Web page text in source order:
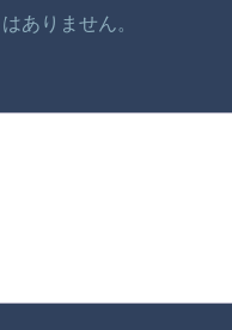
ありません。